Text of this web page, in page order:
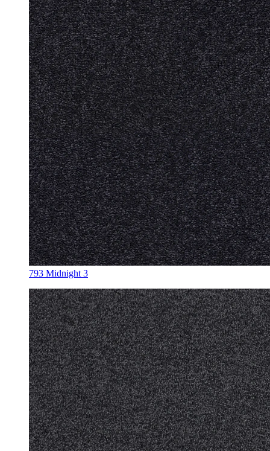
793 Midnight 3